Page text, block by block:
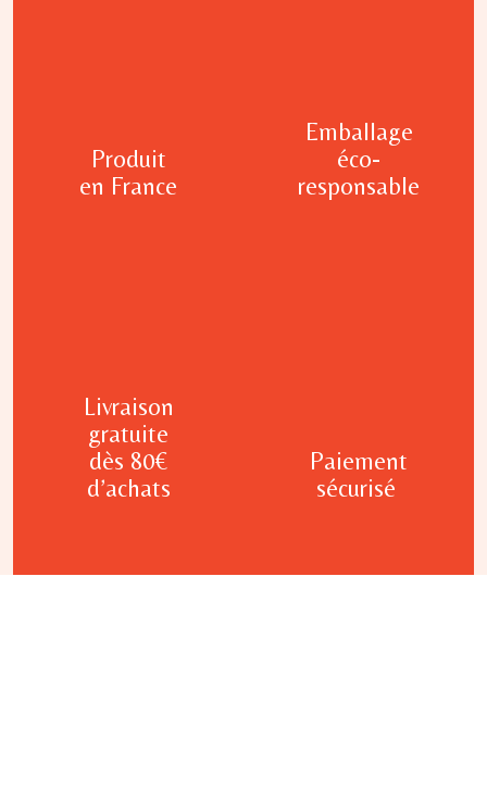
Produit
en France
Emballage
éco-
responsable
Livraison
gratuite
dès 80€
d’achats
Paiement
sécurisé